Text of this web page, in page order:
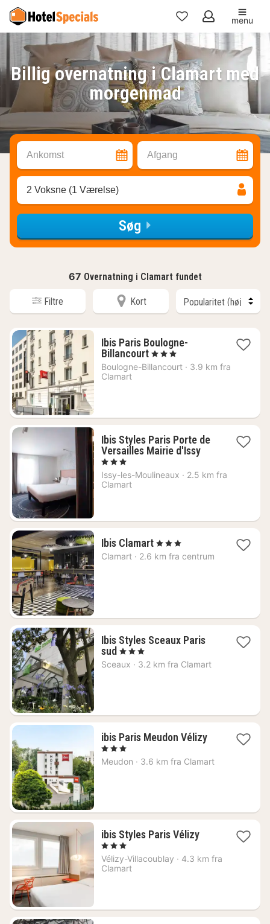
Mine
favoritter
menu
Billig overnatning i Clamart med
morgenmad
Ankomst Afgang
2 Voksne (1 Værelse)
Søg
67 Overnatning i Clamart fundet
Filtre Kort
Ibis Paris Boulogne-
Billancourt1
nat
, 3 Stjerner
Boulogne-Billancourt · 3.9 km fra
Clamart
Ibis Styles Paris Porte de
Versailles Mairie d'Issy1
fra
, 3 Stjerner
Issy-les-Moulineaux · 2.5 km fra
Clamart
Ibis Clamart1
nat
, 3 Stjerner
Clamart · 2.6 km fra centrum
Ibis Styles Sceaux Paris
sud 1
nat
, 3 Stjerner
Sceaux · 3.2 km fra Clamart
ibis Paris Meudon Vélizy1
fra
, 3 Stjerner
Meudon · 3.6 km fra Clamart
ibis Styles Paris Vélizy1
fra
, 3 Stjerner
Vélizy-Villacoublay · 4.3 km fra
Clamart